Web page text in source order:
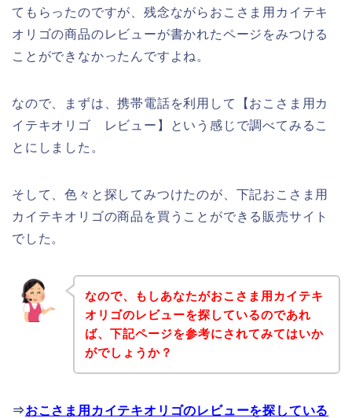
てもらったのですが、残念ながらおこさま用カイテキ
オリゴの商品のレビューが書かれたページをみつける
ことができなかったんですよね。
なので、まずは、携帯電話を利用して【おこさま用カ
イテキオリゴ レビュー】という感じで調べてみるこ
とにしました。
そして、色々と探してみつけたのが、下記おこさま用
カイテキオリゴの商品を買うことができる販売サイト
でした。
なので、もしあなたがおこさま用カイテキ
オリゴのレビューを探しているのであれ
ば、下記ページを参考にされてみてはいか
がでしょうか？
⇒おこさま用カイテキオリゴのレビューを探している